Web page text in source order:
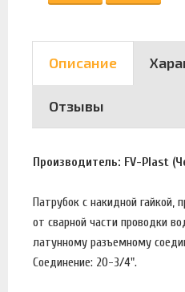
Описание
Отзывы
Производитель: FV-Plast
Патрубок с накидной гайкой,
от сварной части проводки
латунному разъемному
Соединение: 20-3/4".